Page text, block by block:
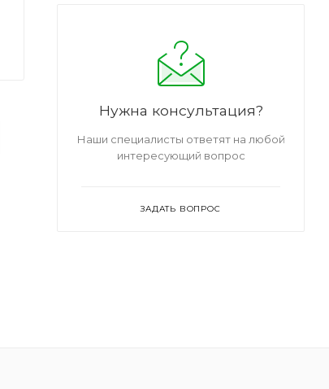
Нужна консультация?
Наши специалисты ответят на любой
интересующий вопрос
ЗАДАТЬ ВОПРОС